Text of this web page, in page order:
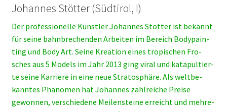
Johannes Stötter (Südtirol, I)
Der pro­fes­sio­nel­le Künst­ler Johan­nes Stöt­ter ist bekannt
für sei­ne bahn­bre­chen­den Arbei­ten im Bereich Body­pain­
ting und Body Art. Sei­ne Krea­ti­on eines tro­pi­schen Fro­
sches aus 5 Models im Jahr 2013 ging viral und kata­pul­tier­
te sei­ne Kar­rie­re in eine neue Stra­to­sphä­re. Als welt­be­
kann­tes Phä­no­men hat Johan­nes zahl­rei­che Prei­se
gewon­nen, ver­schie­de­ne Mei­len­stei­ne erreicht und meh­re­